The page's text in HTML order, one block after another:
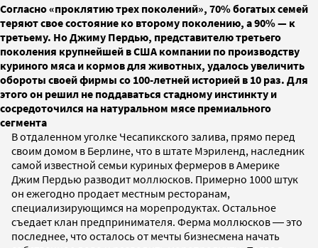
Согласно «проклятию трех поколений», 70% богатых семей
теряют свое состояние ко второму поколению, а 90% — к
третьему. Но Джиму Пердью, представителю третьего
поколения крупнейшей в США компании по производству
куриного мяса и кормов для животных, удалось увеличить
обороты своей фирмы со 100-летней историей в 10 раз. Для
этого он решил не поддаваться стадному инстинкту и
сосредоточился на натуральном мясе премиального
сегмента
В отдаленном уголке Чесапикского залива, прямо перед
своим домом в Берлине, что в штате Мэриленд, наследник
самой известной семьи куриных фермеров в Америке
Джим Пердью разводит моллюсков. Примерно 1000 штук
он ежегодно продает местным ресторанам,
специализирующимся на морепродуктах. Остальное
съедает клан предпринимателя. Ферма моллюсков ― это
последнее, что осталось от мечты бизнесмена начать